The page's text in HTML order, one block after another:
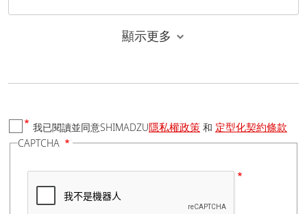
國家/地區
顯示更多
我已閱讀並同意SHIMADZU隱私權政策 和 定型化契約條款
CAPTCHA